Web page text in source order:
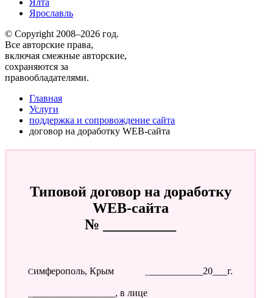
Ялта
Ярославль
© Copyright 2008–2026 год.
Все авторские права,
включая смежные авторские,
сохраняются за
правообладателями.
Главная
Услуги
поддержка и сопровождение сайта
договор на доработку WEB-сайта
Типовой договор на доработку
WEB-сайта
№ __________
____________20___г.
Симферополь, Крым